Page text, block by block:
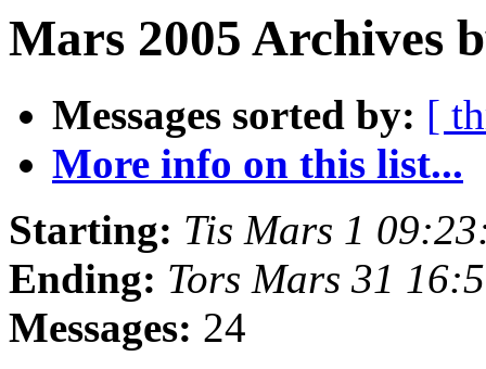
Mars 2005 Archives
Messages sorted by: [
More info on this list...
Starting: Tis Mars 1
Ending: Tors Mars 31
Messages: 24